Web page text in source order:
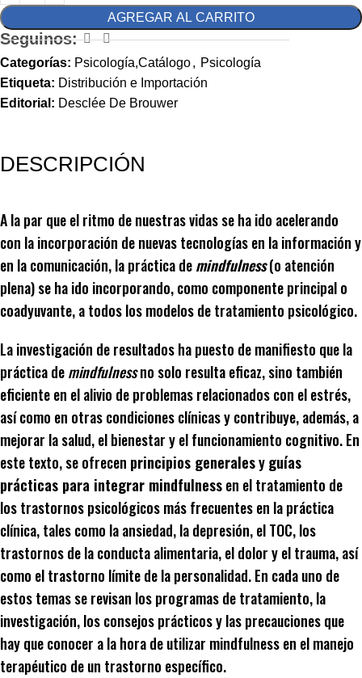
AGREGAR AL CARRITO
Seguinos:
Categorías: Psicología,Catálogo, Psicología
Etiqueta: Distribución e Importación
Editorial: Desclée De Brouwer
DESCRIPCIÓN
A la par que el ritmo de nuestras vidas se ha ido acelerando
con la incorporación de nuevas tecnologías en la información y
en la comunicación, la práctica demindfulness(o atención
plena) se ha ido incorporando, como componente principal o
coadyuvante, a todos los modelos de tratamiento psicológico.
La investigación de resultados ha puesto de manifiesto que la
práctica demindfulnessno solo resulta eficaz, sino también
eficiente en el alivio de problemas relacionados con el estrés,
así como en otras condiciones clínicas y contribuye, además, a
mejorar la salud, el bienestar y el funcionamiento cognitivo. En
este texto, se ofrecen principios generalesyguías
prácticas para integrar mindfulnessen el tratamiento de
los trastornos psicológicos más frecuentes en la práctica
clínica, tales como la ansiedad, la depresión, el TOC, los
trastornos de la conducta alimentaria, el dolor y el trauma, así
como el trastorno límite de la personalidad. En cada uno de
estos temas se revisan los programas de tratamiento, la
investigación, los consejos prácticos y las precauciones que
hay que conocer a la hora de utilizar mindfulness en el manejo
terapéutico de un trastorno específico.